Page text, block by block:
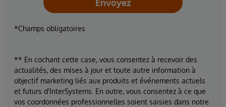
Envoyez
*Champs obligatoires
** En cochant cette case, vous consentez à recevoir des
actualités, des mises à jour et toute autre information à
objectif marketing liés aux produits et événements actuels
et futurs d'InterSystems. En outre, vous consentez à ce que
vos coordonnées professionnelles soient saisies dans notre